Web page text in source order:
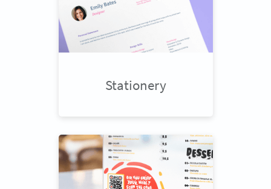
Stationery